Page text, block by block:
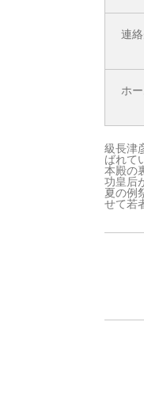
連
ホ
級長津
ばれて
本殿の
功皇后
夏の例
せて若